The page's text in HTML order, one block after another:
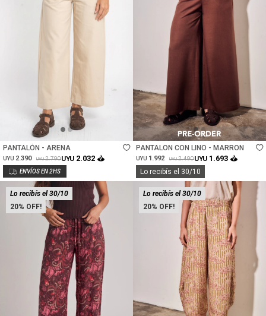
Talle
PANTALÓN - ARENA
UYU 2.390 UYU 2.790UYU 2.032
Talle
PANTALON CON LINO - MARRON
UYU 1.992 UYU 2.490UYU 1.693
Lo recibís el 30/10
20
Lo recibís el 30/10
20
Lo recibís el 30/10